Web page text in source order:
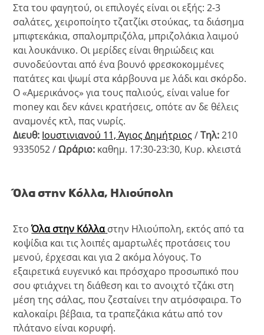
Στα του φαγητού, οι επιλογές είναι οι εξής: 2-3
σαλάτες,χειροποίητο τζατζίκι στούκας,τα διάσημα
μπιφτεκάκια, σπαλομπριζόλα, μπριζολάκια λαιμού
και λουκάνικο. Οι μερίδες είναι θηριώδεις και
συνοδεύονται από ένα βουνό φρεσκοκομμένες
πατάτες και ψωμί στα κάρβουνα με λάδι και σκόρδο.
Ο «Αμερικάνος» για τους παλιούς, είναι value for
money και δεν κάνει κρατήσεις, οπότε αν δε θέλεις
αναμονές κτλ, πας νωρίς.
Διευθ: Ιουστινιανού 11, Άγιος Δημήτριος/Τηλ:210
9335052 /Ωράριο: καθημ. 17:30-23:30, Κυρ. κλειστά
Όλα στην Κόλλα, Ηλιούπολη
ΣτοΌλα στην Κόλλα στην Ηλιούπολη, εκτός από τα
κοψίδια και τις λοιπές αμαρτωλές προτάσεις του
μενού, έρχεσαι και για 2 ακόμα λόγους. Το
εξαιρετικά ευγενικό και πρόσχαρο προσωπικό που
σου φτιάχνει τη διάθεση και το ανοιχτό τζάκι στη
μέση της σάλας, που ζεσταίνει την ατμόσφαιρα. Το
καλοκαίρι βέβαια, τα τραπεζάκια κάτω από τον
πλάτανο είναι κορυφή.